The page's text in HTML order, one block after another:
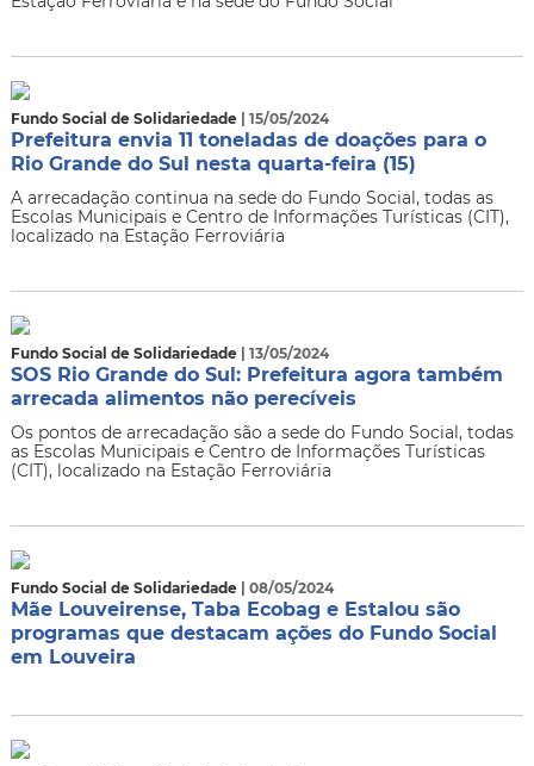
Fundo Social de Solidariedade | 15/05/2024
Prefeitura envia 11 toneladas de doações para o
Rio Grande do Sul nesta quarta-feira (15)
A arrecadação continua na sede do Fundo Social, todas as
Escolas Municipais e Centro de Informações Turísticas (CIT),
localizado na Estação Ferroviária
Fundo Social de Solidariedade | 13/05/2024
SOS Rio Grande do Sul: Prefeitura agora também
arrecada alimentos não perecíveis
Os pontos de arrecadação são a sede do Fundo Social, todas
as Escolas Municipais e Centro de Informações Turísticas
(CIT), localizado na Estação Ferroviária
Fundo Social de Solidariedade | 08/05/2024
Mãe Louveirense, Taba Ecobag e Estalou são
programas que destacam ações do Fundo Social
em Louveira